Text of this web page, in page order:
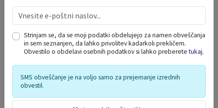
Strinjam se, da se moji podatki obdelujejo za namen obveščanja
in sem seznanjen, da lahko privolitev kadarkoli prekličem.
Obvestilo o obdelavi osebnih podatkov si lahko preberetetukaj.
SMS obveščanje je na voljo samo za prejemanje izrednih
obvestil.